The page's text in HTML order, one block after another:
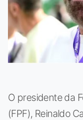
O presidente da
(FPF), Reinaldo